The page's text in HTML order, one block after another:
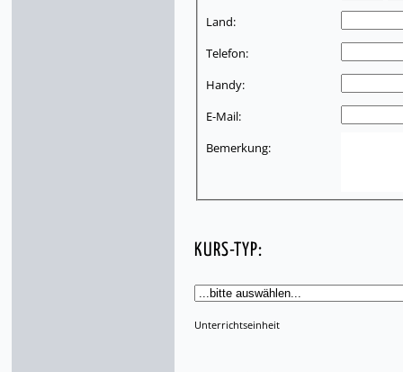
Land:
Telefon:
Handy:
E-Mail:
Bemerkung:
KURS-TYP:
Unterrichtseinheit